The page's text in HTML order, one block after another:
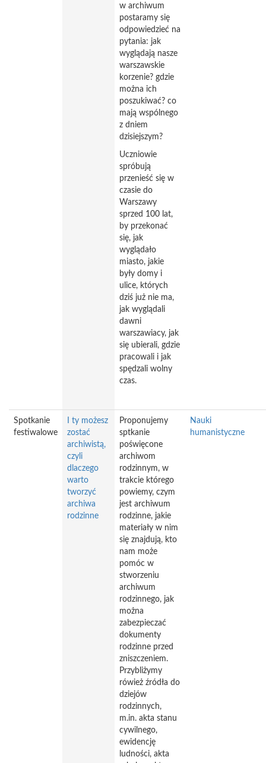
w archiwum
postaramy się
odpowiedzieć na
pytania: jak
wyglądają nasze
warszawskie
korzenie? gdzie
można ich
poszukiwać? co
mają wspólnego
z dniem
dzisiejszym?
Uczniowie
spróbują
przenieść się w
czasie do
Warszawy
sprzed 100 lat,
by przekonać
się, jak
wyglądało
miasto, jakie
były domy i
ulice, których
dziś już nie ma,
jak wyglądali
dawni
warszawiacy, jak
się ubierali, gdzie
pracowali i jak
spędzali wolny
czas.
Spotkanie
festiwalowe
I ty możesz
zostać
archiwistą,
czyli
dlaczego
warto
tworzyć
archiwa
rodzinne
Proponujemy
sptkanie
poświęcone
archiwom
rodzinnym, w
trakcie którego
powiemy, czym
jest archiwum
rodzinne, jakie
materiały w nim
się znajdują, kto
nam może
pomóc w
stworzeniu
archiwum
rodzinnego, jak
można
zabezpieczać
dokumenty
rodzinne przed
zniszczeniem.
Przybliżymy
rówież źródła do
dziejów
rodzinnych,
m.in. akta stanu
cywilnego,
ewidencję
ludności, akta
Nauki
humanistyczne